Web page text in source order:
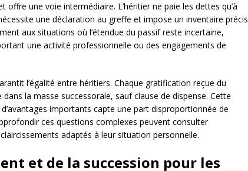
offre une voie intermédiaire. L’héritier ne paie les dettes qu’à
une déclaration au greffe et impose un inventaire précis
aux situations où l’étendue du passif reste incertaine,
une activité professionnelle ou des engagements de
l’égalité entre héritiers. Chaque gratification reçue du
la masse successorale, sauf clause de dispense. Cette
importants capte une part disproportionnée de
ces questions complexes peuvent consulter
adaptés à leur situation personnelle.
et de la succession pour les